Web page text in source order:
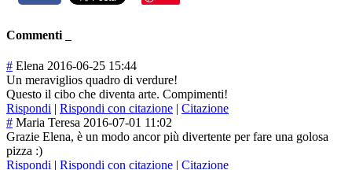
Commenti
# Elena 2016-06-25 15:44
Un meraviglios quadro di verdure!
Questo il cibo che diventa arte. Compimenti!
Rispondi | Rispondi con citazione | Citazione
# Maria Teresa 2016-07-01 11:02
Grazie Elena, è un modo ancor più divertente per fare una golosa
pizza :)
Rispondi | Rispondi con citazione | Citazione